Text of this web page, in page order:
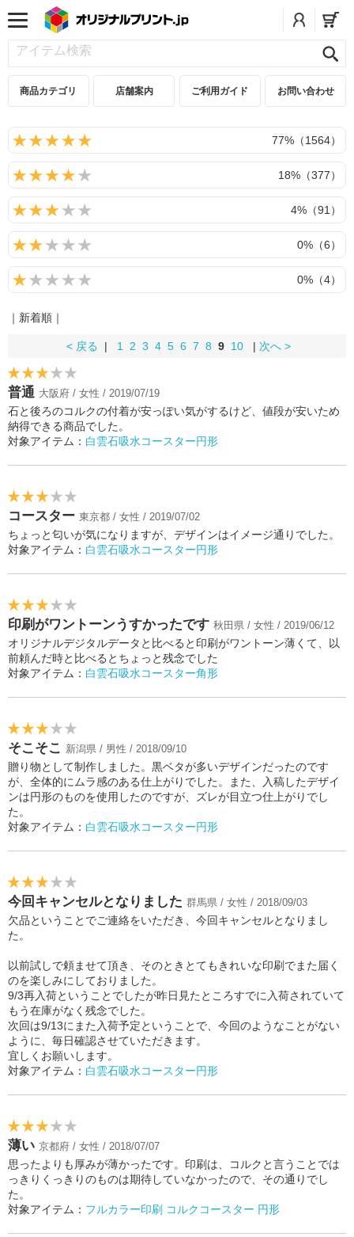
商品カテゴリ 店舗案内 ご利用ガイド お問い合わせ
77%（1564）
18%（377）
4%（91）
0%（6）
0%（4）
｜新着順｜
< 戻る | 1 2 3 4 5 6 7 8 9 10 | 次へ >
普通 大阪府 / 女性 / 2019/07/19
石と後ろのコルクの付着が安っぽい気がするけど、値段が安いため
納得できる商品でした。
対象アイテム： 白雲石吸水コースター円形
コースター 東京都 / 女性 / 2019/07/02
ちょっと匂いが気になりますが、デザインはイメージ通りでした。
対象アイテム： 白雲石吸水コースター円形
印刷がワントーンうすかったです 秋田県 / 女性 / 2019/06/12
オリジナルデジタルデータと比べると印刷がワントーン薄くて、以
前頼んだ時と比べるとちょっと残念でした
対象アイテム： 白雲石吸水コースター角形
そこそこ 新潟県 / 男性 / 2018/09/10
贈り物として制作しました。黒ベタが多いデザインだったのです
が、全体的にムラ感のある仕上がりでした。また、入稿したデザイ
ンは円形のものを使用したのですが、ズレが目立つ仕上がりでし
た。
対象アイテム： 白雲石吸水コースター円形
今回キャンセルとなりました 群馬県 / 女性 / 2018/09/03
欠品ということでご連絡をいただき、今回キャンセルとなりまし
た。
以前試しで頼ませて頂き、そのときとてもきれいな印刷でまた届く
のを楽しみにしておりました。
9/3再入荷ということでしたが昨日見たところすでに入荷されていて
もう在庫がなく残念でした。
次回は9/13にまた入荷予定ということで、今回のようなことがない
ように、毎日確認させていただきます。
宜しくお願いします。
対象アイテム： 白雲石吸水コースター円形
薄い 京都府 / 女性 / 2018/07/07
思ったよりも厚みが薄かったです。印刷は、コルクと言うことでは
っきりくっきりのものは期待していなかったので、その通りでし
た。
対象アイテム： フルカラー印刷 コルクコースター 円形